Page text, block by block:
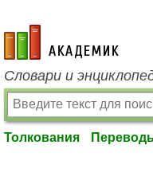
academic.ru
Словари и
Толкования